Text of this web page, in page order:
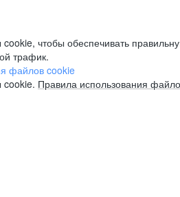
чтобы обеспечивать
трафик.
файлов cookie
Правила использования